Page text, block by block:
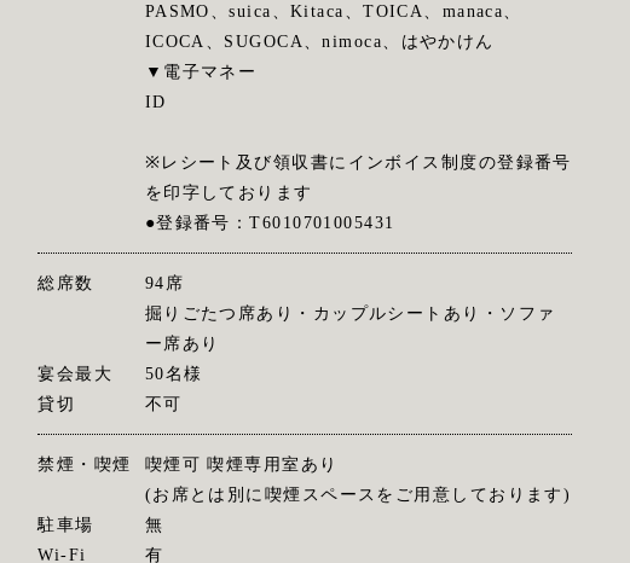
PASMO、suica、Kitaca、TOICA、manaca、
ICOCA、SUGOCA、nimoca、はやかけん
▼電子マネー
ID
※レシート及び領収書にインボイス制度の登録番号
を印字しております
●登録番号：T6010701005431
総席数
94席
掘りごたつ席あり・カップルシートあり・ソファ
ー席あり
宴会最大
50名様
貸切
不可
禁煙・喫煙
喫煙可 喫煙専用室あり
(お席とは別に喫煙スペースをご用意しております)
駐車場
無
Wi-Fi
有